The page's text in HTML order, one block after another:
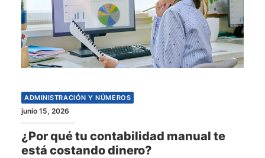
ADMINISTRACIÓN Y NÚMEROS
junio 15, 2026
¿Por qué tu contabilidad manual te
está costando dinero?